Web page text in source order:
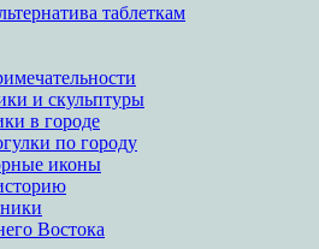
таблеткам
и скульптуры
в городе
по городу
иконы
Востока